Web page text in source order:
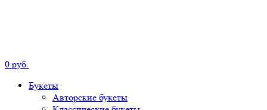
0 руб.
Букеты
Авторские букеты